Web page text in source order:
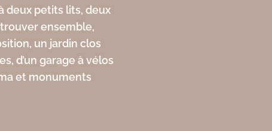
deux petits lits, deux
ensemble,
un jardin clos
d’un garage à vélos
et monuments